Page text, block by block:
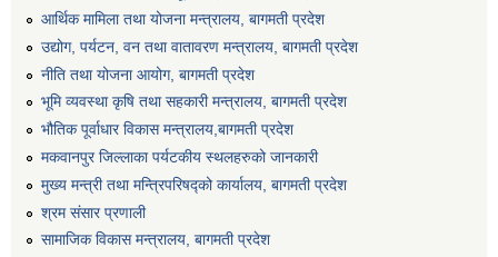
आर्थिक मामिला तथा योजना मन्त्रालय, बागमती प्रदेश
उद्योग, पर्यटन, वन तथा वातावरण मन्त्रालय, बागमती प्रदेश
नीति तथा योजना आयोग, बागमती प्रदेश
भूमि व्यवस्था कृषि तथा सहकारी मन्त्रालय, बागमती प्रदेश
भौतिक पूर्वाधार विकास मन्त्रालय,बागमती प्रदेश
मकवानपुर जिल्लाका पर्यटकीय स्थलहरुको जानकारी
मुख्य मन्त्री तथा मन्त्रिपरिषद्को कार्यालय, बागमती प्रदेश
श्रम संसार प्रणाली
सामाजिक विकास मन्त्रालय, बागमती प्रदेश